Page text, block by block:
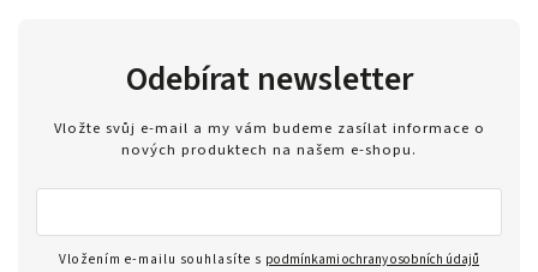
Odebírat newsletter
Vložte svůj e-mail a my vám budeme zasílat informace o
nových produktech na našem e-shopu.
Vložením e-mailu souhlasíte s podmínkami ochrany osobních údajů